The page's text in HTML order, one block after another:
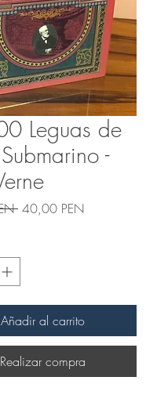
Leguas de
-
Precio
40,00 PENPrecio
Añadir al carrito
Realizar compra